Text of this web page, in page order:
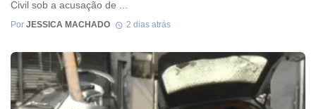
Civil sob a acusação de ...
Por JESSICA MACHADO 2 dias atrás